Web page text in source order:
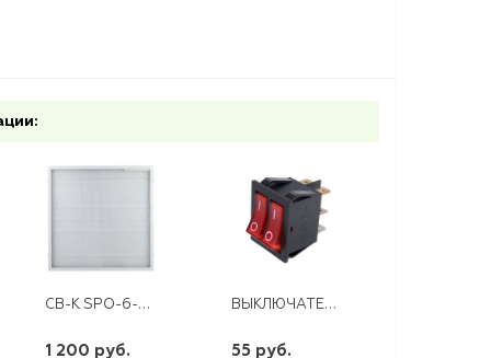
СВ-К SPO-6-48-6К-P 48ВТ 6500К ПРИЗМА 595Х595Х19 ЭРА
1 200 руб.
ВЫКЛЮЧАТЕЛЬ КЛАВИШНЫЙ 220В 15А ON-OFF КРАСНЫЙ С ПОДСВЕТКОЙ 2ОЙ (RWB-511.SC-797) REXANT
55 руб.